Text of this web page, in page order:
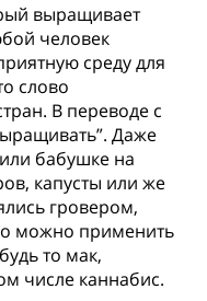
выращивает
человек
среду для
слово
В переводе с
Даже
бабушке на
капусты или же
гровером,
можно применить
то мак,
числе каннабис.